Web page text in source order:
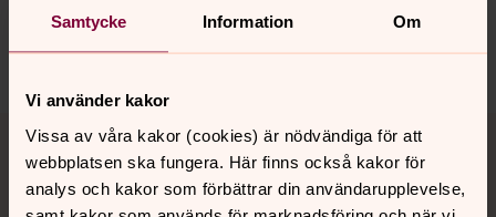
Samtycke Information Om
Vi använder kakor
Vissa av våra kakor (cookies) är nödvändiga för att
webbplatsen ska fungera. Här finns också kakor för
analys och kakor som förbättrar din användarupplevelse,
nora.tarnsjo.forsamling@svenskakyrkan.se
Dela
Tillbaka till toppen
Tillbaka till innehållet